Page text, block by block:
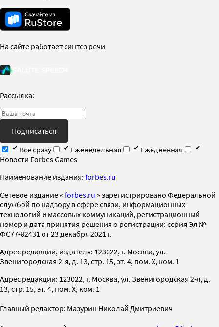
На сайте работает синтез речи
Рассылка:
Подписаться
Все сразу
Еженедельная
Ежедневная
Новости Forbes Games
Наименование издания: forbes.ru
Cетевое издание « forbes.ru » зарегистрировано Федеральной
службой по надзору в сфере связи, информационных
технологий и массовых коммуникаций, регистрационный
номер и дата принятия решения о регистрации: серия Эл №
ФС77-82431 от 23 декабря 2021 г.
Адрес редакции, издателя: 123022, г. Москва, ул.
Звенигородская 2-я, д. 13, стр. 15, эт. 4, пом. X, ком. 1
Адрес редакции: 123022, г. Москва, ул. Звенигородская 2-я, д.
13, стр. 15, эт. 4, пом. X, ком. 1
Главный редактор: Мазурин Николай Дмитриевич